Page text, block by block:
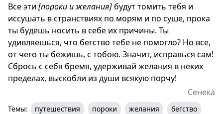
Все эти [пороки и желания] будут томить тебя и
иссушать в странствиях по морям и по суше, прока
ты будешь носить в себе их причины. Ты
удивляешься, что бегство тебе не помогло? Но все,
от чего ты бежишь, с тобою. Значит, исправься сам!
Сбрось с себя бремя, удерживай желания в неких
пределах, выскобли из души всякую порчу!
Сенека
Темы: путешествия пороки желания бегство